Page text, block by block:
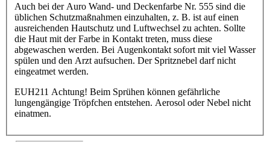
Auch bei der Auro Wand- und Deckenfarbe Nr. 555 sind die
üblichen Schutzmaßnahmen einzuhalten, z. B. ist auf einen
ausreichenden Hautschutz und Luftwechsel zu achten. Sollte
die Haut mit der Farbe in Kontakt treten, muss diese
abgewaschen werden. Bei Augenkontakt sofort mit viel Wasser
spülen und den Arzt aufsuchen. Der Spritznebel darf nicht
eingeatmet werden.
EUH211 Achtung! Beim Sprühen können gefährliche
lungengängige Tröpfchen entstehen. Aerosol oder Nebel nicht
einatmen.